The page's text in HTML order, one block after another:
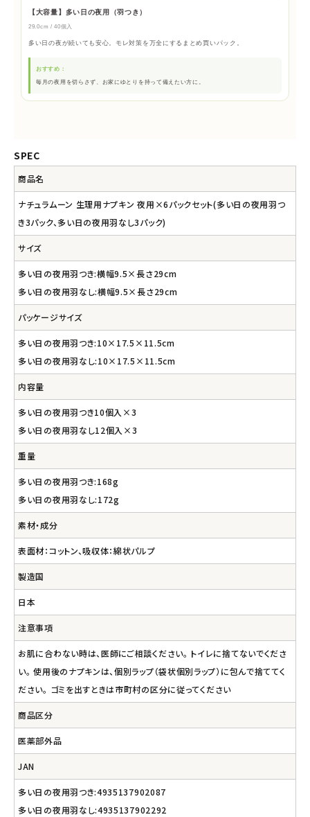
【大容量】多い日の夜用（羽つき）
29.0cm / 40個入
多い日の夜が続いても安心。モレ対策を万全にするまとめ買いパック。
おすすめ：
毎月の夜用を切らさず、お家にゆとりを持って備えたい方に。
SPEC
商品名
ナチュラムーン 生理用ナプキン 夜用×6パックセット(多い日の夜用羽つ
き3パック、多い日の夜用羽なし3パック)
サイズ
多い日の夜用羽つき:横幅9.5×長さ29cm
多い日の夜用羽なし:横幅9.5×長さ29cm
パッケージサイズ
多い日の夜用羽つき:10×17.5×11.5cm
多い日の夜用羽なし:10×17.5×11.5cm
内容量
多い日の夜用羽つき10個入×3
多い日の夜用羽なし12個入×3
重量
多い日の夜用羽つき:168g
多い日の夜用羽なし:172g
素材・成分
表面材：コットン、吸収体：綿状パルプ
製造国
日本
注意事項
お肌に合わない時は、医師にご相談ください。 トイレに捨てないでくださ
い。 使用後のナプキンは、個別ラップ（袋状個別ラップ）に包んで捨ててく
ださい。 ゴミを出すときは市町村の区分に従ってください
商品区分
医薬部外品
JAN
多い日の夜用羽つき:4935137902087
多い日の夜用羽なし:4935137902292